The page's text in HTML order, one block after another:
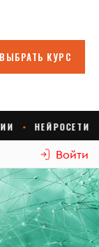
Войти